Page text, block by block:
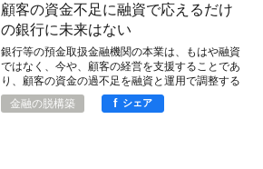
顧客の資金不足に融資で応えるだけ
の銀行に未来はない
銀行等の預金取扱金融機関の本業は、もはや融資
ではなく、今や、顧客の経営を支援することであ
り、顧客の資金の過不足を融資と運用で調整する
ことなのではないか。
金融の脱構築 f シェア